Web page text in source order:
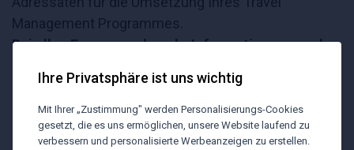
Management Programmes.
Bei allen Fragen nach mehr Informationen wenden
Ihre Privatsphäre ist uns wichtig
Mit Ihrer „Zustimmung" werden Personalisierungs-Cookies
gesetzt, die es uns ermöglichen, unsere Website laufend zu
verbessern und personalisierte Werbeanzeigen zu erstellen.